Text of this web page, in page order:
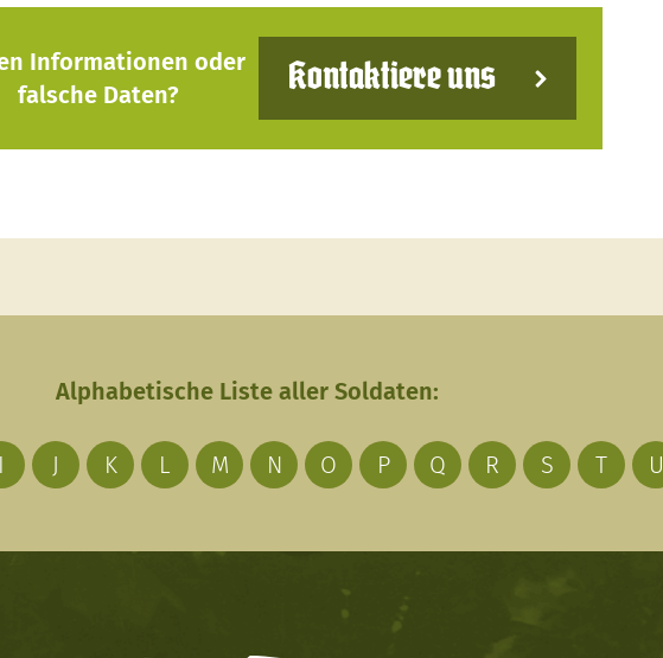
Informationen oder
falsche Daten?
Kontaktiere uns
Alphabetische Liste aller Soldaten:
I J K L M N O P Q R S T U